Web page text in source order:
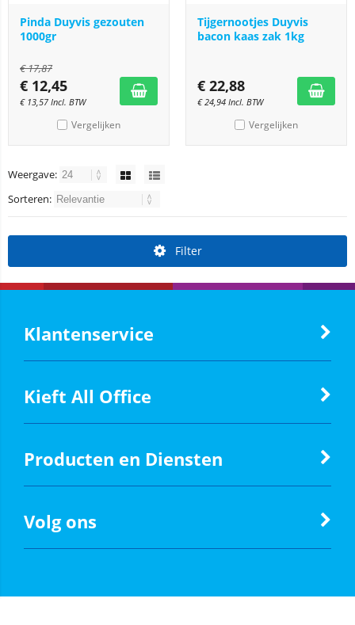
Pinda Duyvis gezouten
1000gr
€17,87
€ 12,45
€ 13,57 Incl. BTW
Vergelijken
Tijgernootjes Duyvis
bacon kaas zak 1kg
€ 22,88
€24,94 Incl. BTW
Vergelijken
Weergave:
Sorteren:
Filter
Klantenservice
Kieft All Office
Producten en Diensten
Volg ons